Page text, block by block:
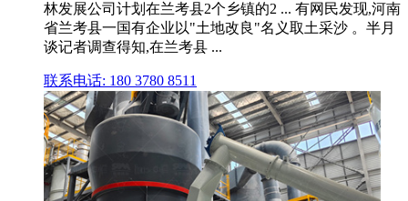
林发展公司计划在兰考县2个乡镇的2 ... 有网民发现,河南
省兰考县一国有企业以"土地改良"名义取土采沙 。半月
谈记者调查得知,在兰考县 ...
联系电话: 180 3780 8511